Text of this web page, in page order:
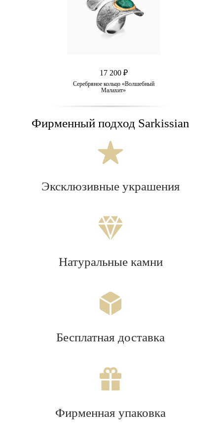
17 200 ₽
Серебряное кольцо «Волшебный
Малахит»
Фирменный подход Sarkissian
Эксклюзивные украшения
Натуральные камни
Бесплатная доставка
Фирменная упаковка